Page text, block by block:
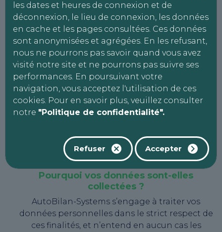
les dates et heures de connexion et de
déconnexion, le lieu de connexion, les données
en cache et les pages consultées. Ces données
sont anonymisées et agrégées. En les refusant,
nous ne pourrons pas savoir quand vous avez
visité notre site et ne pourrons pas suivre ses
performances. En poursuivant votre
navigation, vous acceptez l'utilisation de ces
cookies. Pour en savoir plus, veuillez consulter
notre "Politique de confidentialité".
Refuser Accepter
Politique de confidentialité
AutoBilan-Systems s’engage à ce que la
collecte et le traitement de vos données
personnelles effectués à partir du site soient
conformes à la loi n° 78-17 du 6 janvier 1978
modifiée, relative à l’informatique, aux fichiers
et aux libertés (dite « Loi Informatique et
Libertés ») et du Règlement (UE) n° 2016/679 du
27 avril 2016 dit « Règlement général sur la
Systems s’engage à collecter, utiliser et
protéger vos données personnelles.
Pourquoi vos données sont-elles
collectées ?
AutoBilan-Systems s’engage à traiter vos
données personnelles dans le strict respect de
ces finalités, et n’entend en aucun cas les